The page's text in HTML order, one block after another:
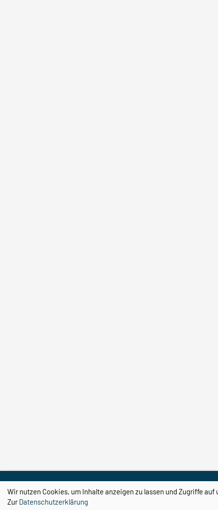
Wir nutzen Cookies, um Inhalte anzeigen zu lassen und Zugriffe
ZurDatenschutzerklärung